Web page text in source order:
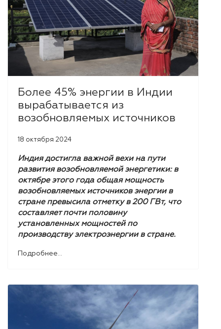
Более 45% энергии в Индии
вырабатывается из
возобновляемых источников
18 октября 2024
Индия достигла важной вехи на пути
развития возобновляемой энергетики: в
октябре этого года общая мощность
возобновляемых источников энергии в
стране превысила отметку в 200 ГВт, что
составляет почти половину
установленных мощностей по
производству электроэнергии в стране.
Подробнее...